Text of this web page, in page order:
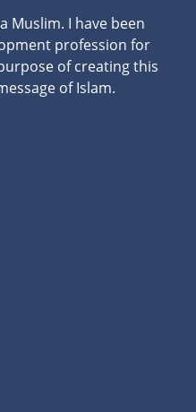
Muslim. I have been
profession for
of creating this
of Islam.